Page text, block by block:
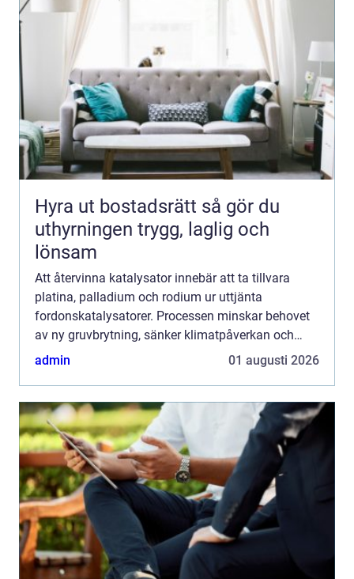
Hyra ut bostadsrätt så gör du
uthyrningen trygg, laglig och
lönsam
Att återvinna katalysator innebär att ta tillvara
platina, palladium och rodium ur uttjänta
fordonskatalysatorer. Processen minskar behovet
av ny gruvbrytning, sänker klimatpåverkan och
frigör kapital som annars skulle...
admin 01 augusti 2026